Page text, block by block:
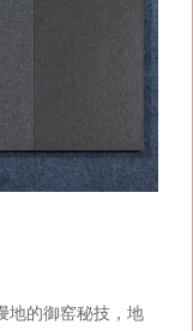
地的御窑秘技，地